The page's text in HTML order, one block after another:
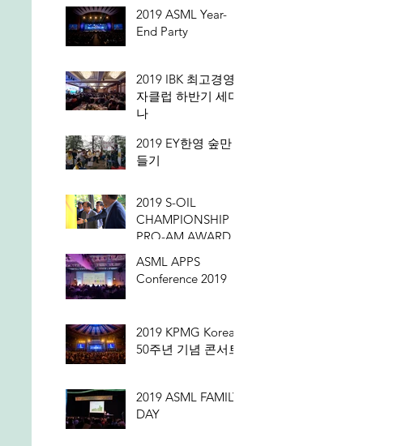
2019 ASML Year-
End Party
2019 IBK 최고경영
자클럽 하반기 세미
나
2019 EY한영 숲만
들기
2019 S-OIL
CHAMPIONSHIP
PRO-AM AWARD
ASML APPS
Conference 2019
2019 KPMG Korea
50주년 기념 콘서트
2019 ASML FAMILY
DAY